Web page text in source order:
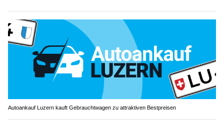
Autoankauf Luzern kauft Gebrauchtwagen zu attraktiven Bestpreisen